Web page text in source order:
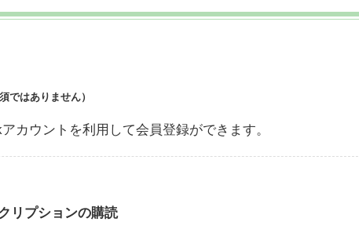
ではありません）
アカウントを利用して会員登録ができます。
リプションの購読